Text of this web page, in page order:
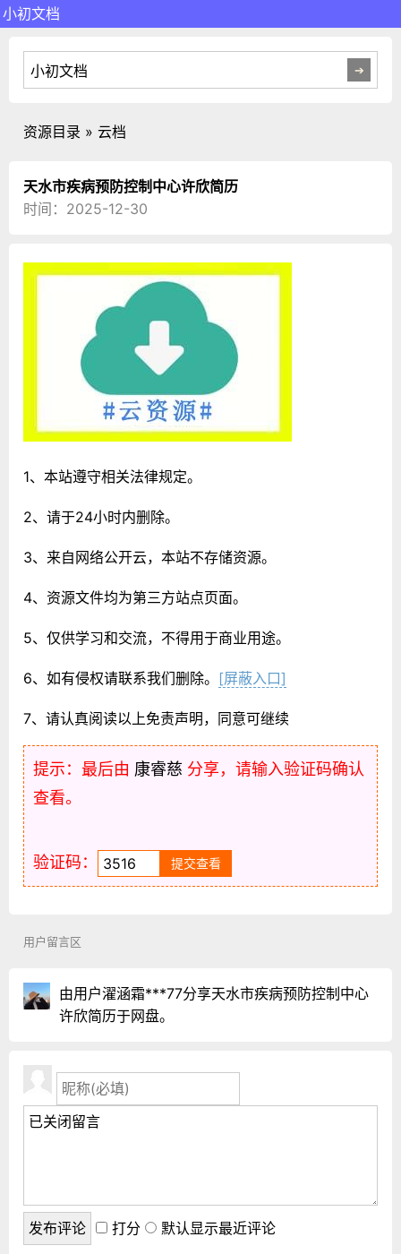
小初文档
资源目录 » 云档
天水市疾病预防控制中心许欣简历
时间：2025-12-30
1、本站遵守相关法律规定。
2、请于24小时内删除。
3、来自网络公开云，本站不存储资源。
4、资源文件均为第三方站点页面。
5、仅供学习和交流，不得用于商业用途。
6、如有侵权请联系我们删除。 [屏蔽入口]
7、请认真阅读以上免责声明，同意可继续
提示：最后由 康睿慈 分享，请输入验证码确认
查看。
验证码：
用户留言区
由用户濯涵霜***77分享天水市疾病预防控制中心
许欣简历于网盘。
打分 默认显示最近评论